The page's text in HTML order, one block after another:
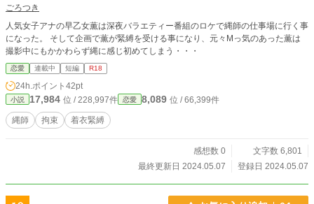
ごろつき
人気女子アナの早乙女薫は深夜バラエティー番組のロケで縄師の仕事場に行く事
になった。 そして企画で薫が緊縛を受ける事になり、元々Mっ気のあった薫は
撮影中にもかかわらず縄に感じ初めてしまう・・・
恋愛 連載中 短編 R18
24h.ポイント 42pt
小説 17,984 位 / 228,997件 恋愛 8,089 位 / 66,399件
縄師 拘束 着衣緊縛
感想数 0
文字数 6,801
最終更新日 2024.05.07
登録日 2024.05.07